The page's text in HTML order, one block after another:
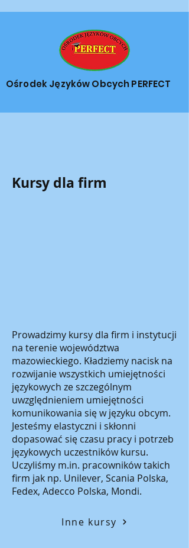
Ośrodek Języków Obcych PERFECT
Kursy dla firm
Prowadzimy kursy dla firm i instytucji
na terenie województwa
mazowieckiego. Kładziemy nacisk na
rozwijanie wszystkich umiejętności
językowych ze szczególnym
uwzględnieniem umiejętności
komunikowania się w języku obcym.
Jesteśmy elastyczni i skłonni
dopasować się czasu pracy i potrzeb
językowych uczestników kursu.
Uczyliśmy m.in. pracowników takich
firm jak np. Unilever, Scania Polska,
Fedex, Adecco Polska, Mondi.
Inne kursy